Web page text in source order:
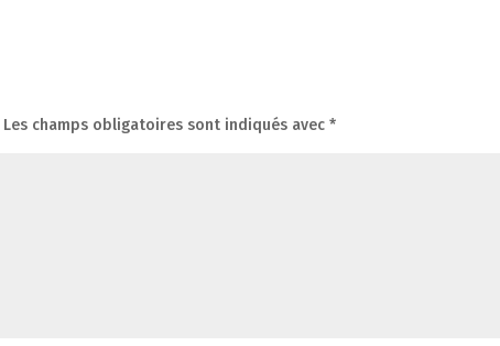
Les champs obligatoires sont indiqués avec*